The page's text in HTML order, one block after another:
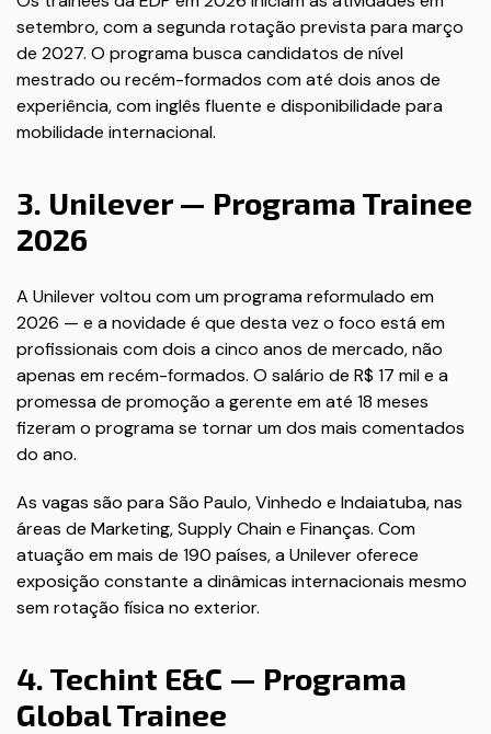
setembro, com a segunda rotação prevista para março
de 2027. O programa busca candidatos de nível
mestrado ou recém-formados com até dois anos de
experiência, com inglês fluente e disponibilidade para
mobilidade internacional.
3. Unilever — Programa Trainee
2026
A Unilever voltou com um programa reformulado em
2026 — e a novidade é que desta vez o foco está em
profissionais com dois a cinco anos de mercado, não
apenas em recém-formados. O salário de R$ 17 mil e a
promessa de promoção a gerente em até 18 meses
fizeram o programa se tornar um dos mais comentados
do ano.
As vagas são para São Paulo, Vinhedo e Indaiatuba, nas
áreas de Marketing, Supply Chain e Finanças. Com
atuação em mais de 190 países, a Unilever oferece
exposição constante a dinâmicas internacionais mesmo
sem rotação física no exterior.
4. Techint E&C — Programa
Global Trainee